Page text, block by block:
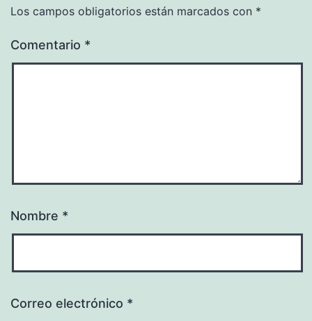
Los campos obligatorios están marcados con *
Comentario *
Nombre *
Correo electrónico *